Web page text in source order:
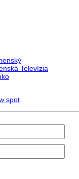
Televízia
spot